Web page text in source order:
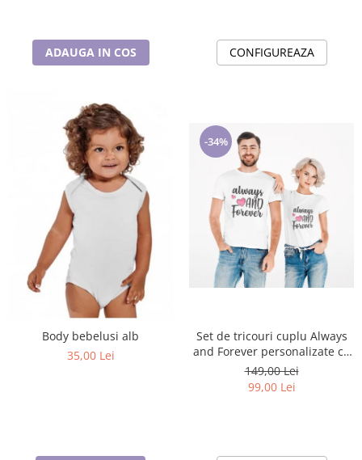
ADAUGA IN COS CONFIGUREAZA
Body bebelusi alb
35,00 Lei
-34%
Set de tricouri cuplu Always
and Forever personalizate cu
tematica Valentines Day
149,00 Lei
99,00 Lei